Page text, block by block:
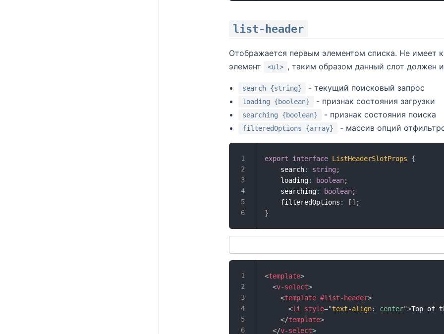
list-header
Отображается первым элементом списка. Не имеет
элемент
<ul> , таким образом данный слот должен
search {string} - текущий поисковый запрос
loading {boolean} - признак состояния загрузки
searching {boolean} - признак состояния поиска
filteredOptions {array} - массив опций
export interface ListHeaderSlotProps
{
    search
: string ;
    loading
: boolean;
    searching
: boolean;
    filteredOptions
: [ ] ;
}
<template>
<v-select>
<template #list-header>
<li style="text-align: center">Top of
</template>
</v-select>